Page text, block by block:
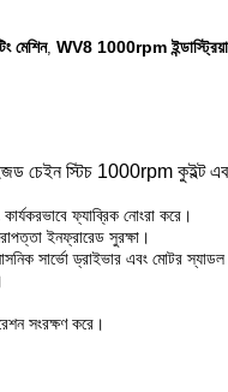
মেশিন, WV8 1000rpm
চেইন স্টিচ 1000rpm কুইল্ট
ফ্যাব্রিক নোংরা করে।
ইনফ্রারেড সুরক্ষা।
সার্ভো ড্রাইভার এবং মোটর
সংরক্ষণ করে।